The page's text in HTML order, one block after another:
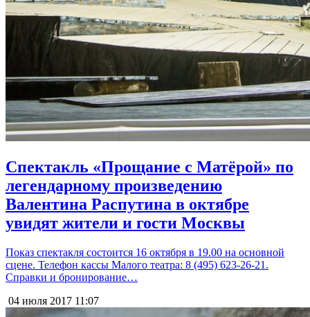
Спектакль «Прощание с Матёрой» по
легендарному произведению
Валентина Распутина в октябре
увидят жители и гости Москвы
Показ спектакля состоится 16 октября в 19.00 на основной
сцене. Телефон кассы Малого театра: 8 (495) 623-26-21.
Справки и бронирование…
04 июля 2017 11:07